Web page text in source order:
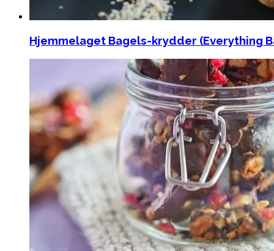
Hjemmelaget Bagels-krydder (Everything